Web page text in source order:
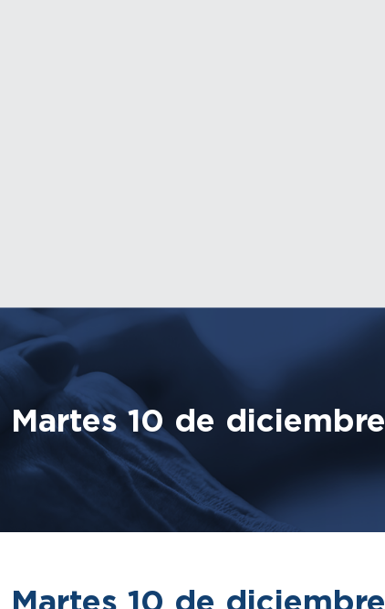
Martes 10 de diciembre
Martes 10 de diciembre